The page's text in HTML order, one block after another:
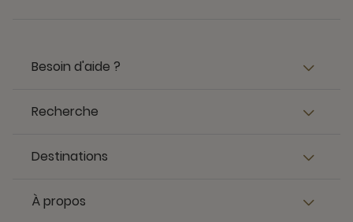
Besoin d'aide ?
Recherche
Destinations
À propos